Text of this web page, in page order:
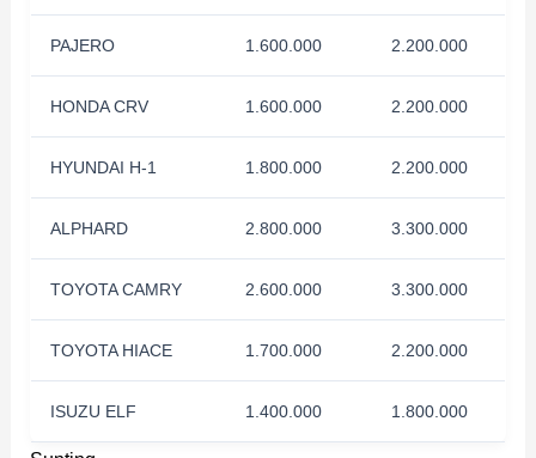
PAJERO 1.600.000 2.200.000
HONDA CRV 1.600.000 2.200.000
HYUNDAI H-1 1.800.000 2.200.000
ALPHARD 2.800.000 3.300.000
TOYOTA CAMRY 2.600.000 3.300.000
TOYOTA HIACE 1.700.000 2.200.000
ISUZU ELF 1.400.000 1.800.000